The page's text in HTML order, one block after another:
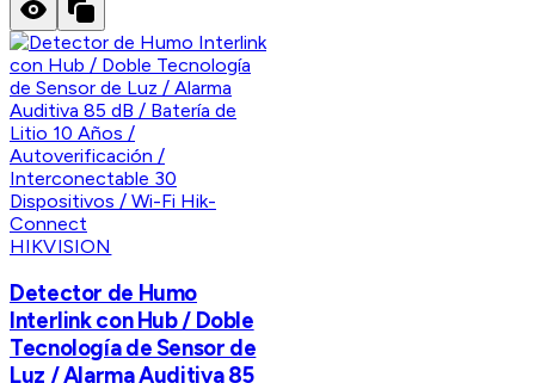
HIKVISION
Detector de Humo
Interlink con Hub / Doble
Tecnología de Sensor de
Luz / Alarma Auditiva 85